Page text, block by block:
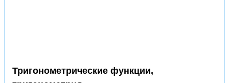
Тригонометрические функции,